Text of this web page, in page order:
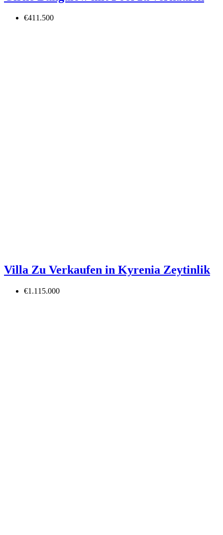
€411.500
Villa Zu Verkaufen in Kyrenia Zeytinlik
€1.115.000